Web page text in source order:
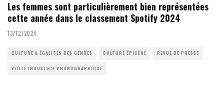
Les femmes sont particulièrement bien représentées
cette année dans le classement Spotify 2024
13/12/2024
CULTURE & ÉGALITÉS DES GENRES CULTURE ÉPICÈNE REVUE DE PRESSE
VEILLE INDUSTRIE PHONOGRAPHIQUE